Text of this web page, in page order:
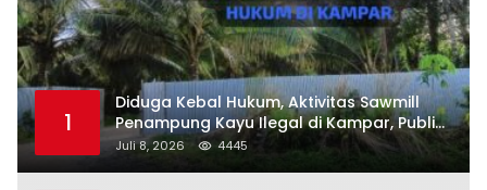
1
Diduga Kebal Hukum, Aktivitas Sawmill
Penampung Kayu Ilegal di Kampar, Publik
Soroti Komitmen Penegakan Hukum Polres
Juli 8, 2026 4445